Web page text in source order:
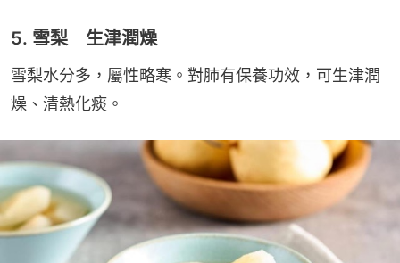
5. 雪梨 生津潤燥
雪梨水分多，屬性略寒。對肺有保養功效，可生津潤
燥、清熱化痰。